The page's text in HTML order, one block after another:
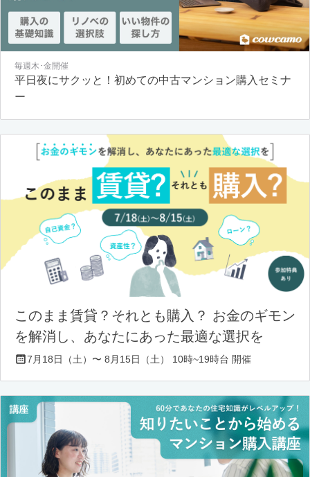
毎週木･金開催
平日夜にサクッと！初めての中古マンション購入セミナ
ー
このまま賃貸？それとも購入？ お金のギモン
を解消し、あなたにあった最適な選択を
7月18日（土）〜 8月15日（土） 10時~19時台 開催